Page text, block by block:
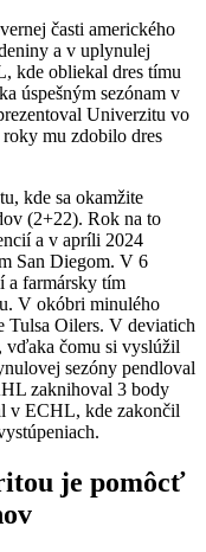
časti amerického
a v uplynulej
kde obliekal dres tímu
úspešným sezónam v
Univerzitu vo
mu zdobilo dres
kde sa okamžite
(2+22). Rok na to
a v apríli 2024
San Diegom. V 6
a farmársky tím
V okóbri minulého
Oilers. V deviatich
vďaka čomu si vyslúžil
sezóny pendloval
zaknihoval 3 body
v ECHL, kde zakončil
je pomôcť